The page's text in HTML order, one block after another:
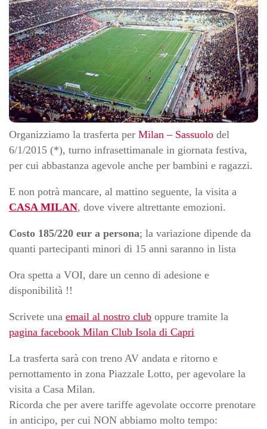
Organizziamo la trasferta per Milan – Sassuolo del
6/1/2015 (*), turno infrasettimanale in giornata festiva,
per cui abbastanza agevole anche per bambini e ragazzi.
E non potrà mancare, al mattino seguente, la visita a
CASA MILAN, dove vivere altrettante emozioni.
Costo 185/220 eur a persona; la variazione dipende da
quanti partecipanti minori di 15 anni saranno in lista
Ora spetta a VOI, dare un cenno di adesione e
disponibilità !!
Scrivete una email al nostro club oppure tramite la
pagina facebook Milan Club Isola di Capri
La trasferta sarà con treno AV andata e ritorno e
pernottamento in zona Piazzale Lotto, per agevolare la
visita a Casa Milan.
Ricorda che per avere tariffe agevolate occorre prenotare
in anticipo, per cui NON abbiamo molto tempo: